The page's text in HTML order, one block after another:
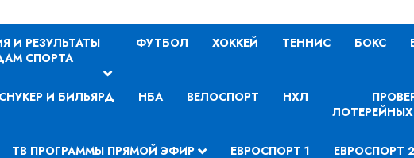
И РЕЗУЛЬТАТЫ
СПОРТА
ФУТБОЛ ХОККЕЙ ТЕННИС БОКС
СНУКЕР И БИЛЬЯРД НБА ВЕЛОСПОРТ НХЛ
ТВ ПРОГРАММЫ ПРЯМОЙ ЭФИР ЕВРОСПОРТ 1 ЕВРОСПОРТ 2